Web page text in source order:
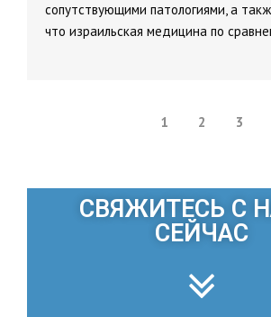
сопутствующими патологиями, а
что израильская медицина по
1 2 3
СВЯЖИТЕСЬ С
СЕЙЧАС